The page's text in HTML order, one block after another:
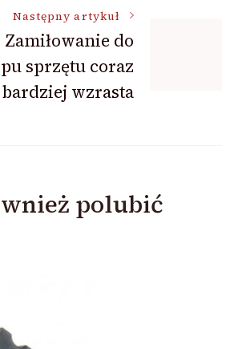
Następny artykuł
do
sprzętu coraz
bardziej wzrasta
polubić